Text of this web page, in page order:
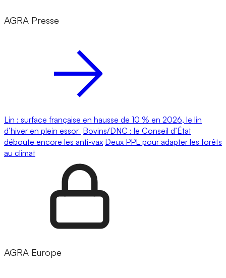
AGRA Presse
Lin : surface française en hausse de 10 % en 2026, le lin
d’hiver en plein essor Bovins/DNC : le Conseil d’État
déboute encore les anti-vax Deux PPL pour adapter les forêts
au climat
AGRA Europe